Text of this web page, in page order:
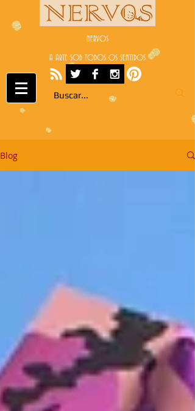
NERVOS
A ARTE SOB TODOS OS SENTIDOS
Blog